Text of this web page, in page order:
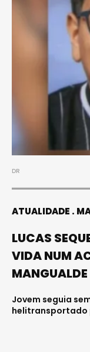
DR
ATUALIDADE
LUCAS
VIDA NUM
MANGUALDE
Jovem seguia
helitransportado